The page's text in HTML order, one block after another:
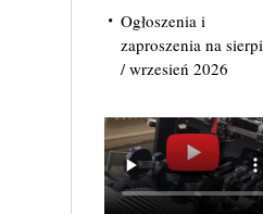
Ogłoszenia i
zaproszenia na
/ wrzesień 2026